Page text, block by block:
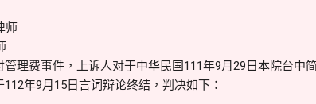
师
管理费事件，上诉人对于中华民国111年9月29日本院台中
年9月15日言词辩论终结，判决如下：